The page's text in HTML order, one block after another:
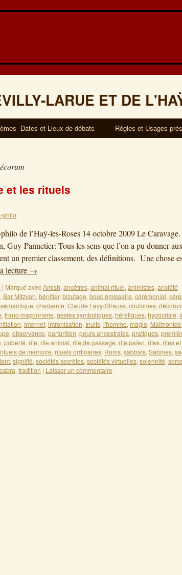
LARUE ET DE
-Dates et Lieux de débats Règles et Usages
et les rituels
philo
de l’Haÿ-les-Roses 14 octobre 2009 Le
Guy Pannetier: Tous les sens que l’on a pu donner
un premier classement, des définitions. Une chose
lecture →
| Marqué avecAmish, ancêtres, animal rituel, animistes, anxiété
, Bar Mitzvah, bénitier, bizutage, bouc émissaire, cérémonial,
, charpente, Claude Levy-Strauss, coutumes,
, franc-maçonnerie, gestes symboliques, hérétiques, hypocrisie,
, Internet, intronisation, Inuits, l'homme, magie, Maïmonide
, observance, parturition, peurs ancestrales, pratiques,
, puberté, rite, rite animal, rite de passage, rite païen, rites, rites
rituels de mémoire, rituels ordinaires, Roms, sabbats, Sabines,
, signifié, sociétés secrètes, sociétés virtuelles, solennité,
, tradition | Laisser un commentaire